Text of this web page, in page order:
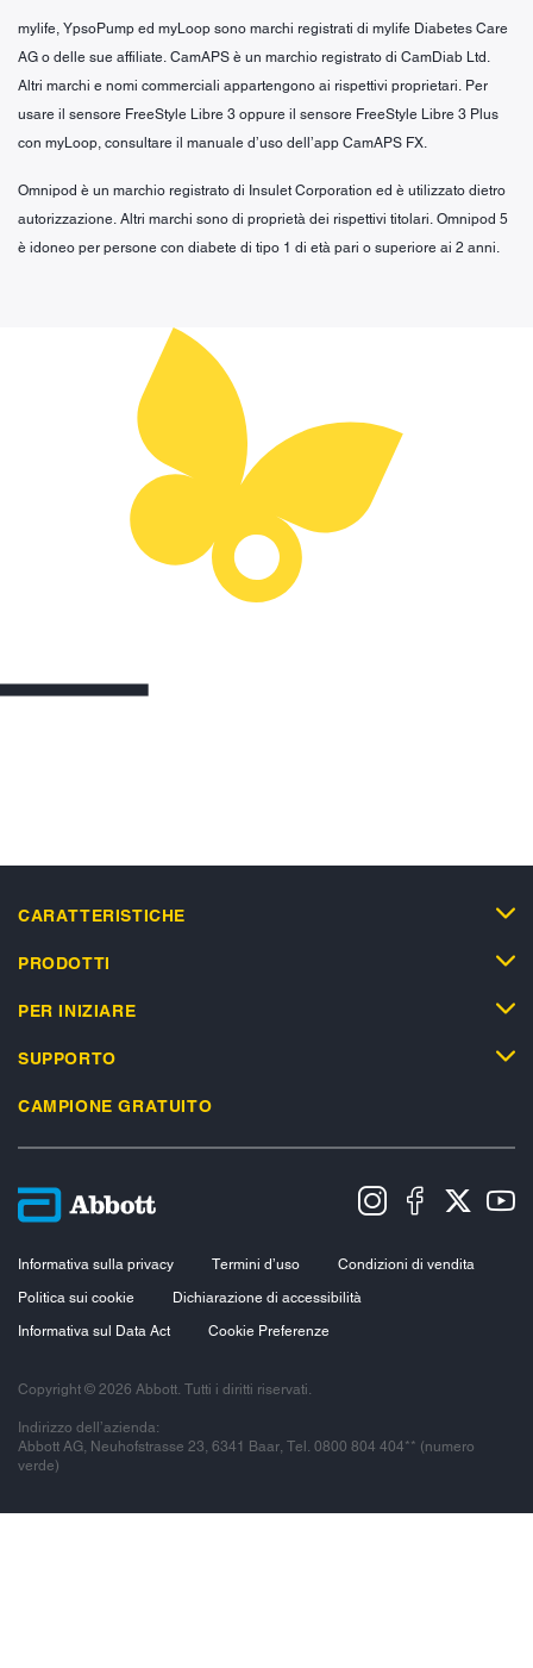
mylife, YpsoPump ed myLoop sono marchi registrati di mylife Diabetes Care
AG o delle sue affiliate. CamAPS è un marchio registrato di CamDiab Ltd.
Altri marchi e nomi commerciali appartengono ai rispettivi proprietari. Per
usare il sensore FreeStyle Libre 3 oppure il sensore FreeStyle Libre 3 Plus
con myLoop, consultare il manuale d’uso dell’app CamAPS FX.
Omnipod è un marchio registrato di Insulet Corporation ed è utilizzato dietro
autorizzazione. Altri marchi sono di proprietà dei rispettivi titolari. Omnipod 5
è idoneo per persone con diabete di tipo 1 di età pari o superiore ai 2 anni.
CARATTERISTICHE
PRODOTTI
PER INIZIARE
SUPPORTO
CAMPIONE GRATUITO
Informativa sulla privacy Termini d’uso
Condizioni di vendita
Politica sui cookie
Dichiarazione di accessibilità
Informativa sul Data Act
Cookie Preferenze
Copyright © 2026 Abbott. Tutti i diritti riservati.
Indirizzo dell’azienda:
Abbott AG, Neuhofstrasse 23, 6341 Baar, Tel. 0800 804 404** (numero
verde)